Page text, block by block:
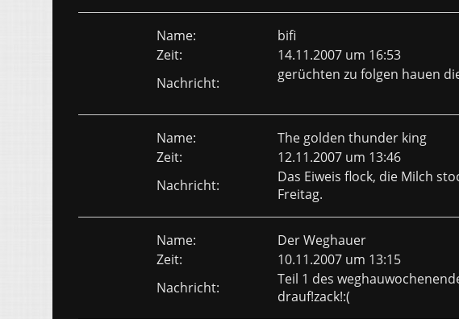
Name:
bifi
Zeit:
14.11.2007 um 16:53
Nachricht:
gerüchten zu folgen hauen
Name:
The golden thunder king
Zeit:
12.11.2007 um 13:46
Nachricht:
Das Eiweis flock, die Milch
Freitag.
Name:
Der Weghauer
Zeit:
10.11.2007 um 13:15
Nachricht:
Teil 1 des
drauf!zack!:(